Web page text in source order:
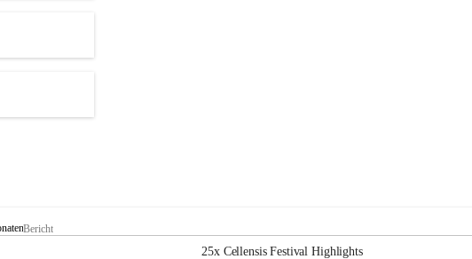
Bericht
25x Cellensis Festival Highlights